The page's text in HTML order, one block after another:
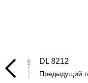
DL 8212
Предыдущий